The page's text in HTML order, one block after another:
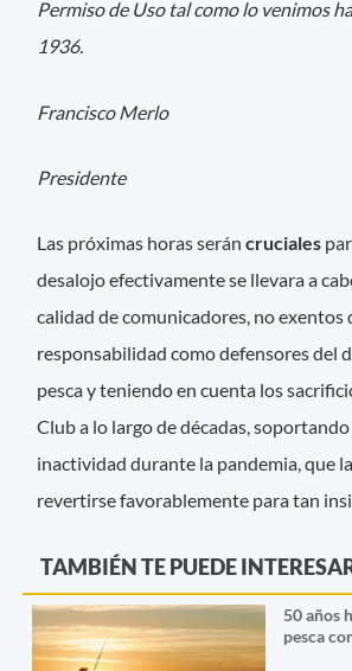
Permiso de Uso tal como lo venimos
1936.
Francisco Merlo
Presidente
Las próximas horas seráncruciales
desalojo efectivamente se llevara a
calidad de comunicadores, no exentos
responsabilidad como defensores del
pesca y teniendo en cuenta los
Club a lo largo de décadas,
inactividad durante la pandemia, que
revertirse favorablemente para tan
TAMBIÉN TE PUEDE
50 años
pesca